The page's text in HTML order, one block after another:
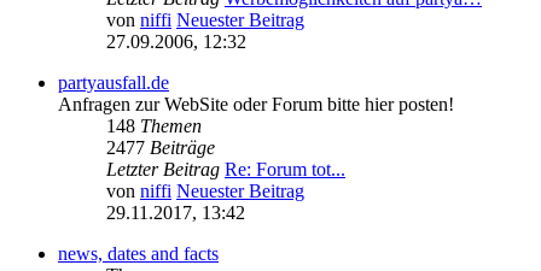
von niffi Neuester Beitrag
27.09.2006, 12:32
partyausfall.de
Anfragen zur WebSite oder Forum bitte hier posten!
148 Themen
2477 Beiträge
Letzter Beitrag Re: Forum tot...
von niffi Neuester Beitrag
29.11.2017, 13:42
news, dates and facts